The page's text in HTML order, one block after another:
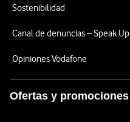
Sostenibilidad
Canal de denuncias – Speak Up
Opiniones Vodafone
Ofertas y promociones